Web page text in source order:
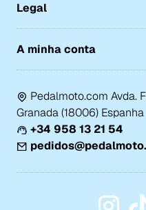
Legal
A minha conta
Pedalmoto.com Avda.
Granada (18006) Espanha
+34 958 13 21 54